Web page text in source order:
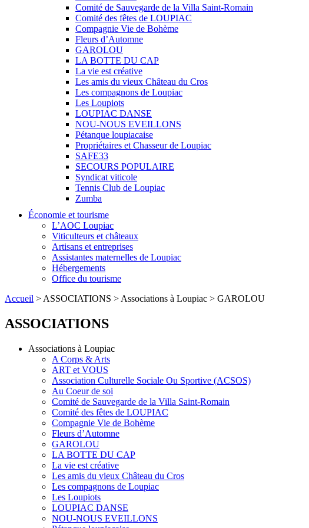
Comité de Sauvegarde de la Villa Saint-Romain
Comité des fêtes de LOUPIAC
Compagnie Vie de Bohème
Fleurs d’Automne
GAROLOU
LA BOTTE DU CAP
La vie est créative
Les amis du vieux Château du Cros
Les compagnons de Loupiac
Les Loupiots
LOUPIAC DANSE
NOU-NOUS EVEILLONS
Pétanque loupiacaise
Propriétaires et Chasseur de Loupiac
SAFE33
SECOURS POPULAIRE
Syndicat viticole
Tennis Club de Loupiac
Zumba
Économie et tourisme
L’AOC Loupiac
Viticulteurs et châteaux
Artisans et entreprises
Assistantes maternelles de Loupiac
Hébergements
Office du tourisme
Accueil > ASSOCIATIONS > Associations à Loupiac > GAROLOU
ASSOCIATIONS
Associations à Loupiac
A Corps & Arts
ART et VOUS
Association Culturelle Sociale Ou Sportive (ACSOS)
Au Coeur de soi
Comité de Sauvegarde de la Villa Saint-Romain
Comité des fêtes de LOUPIAC
Compagnie Vie de Bohème
Fleurs d’Automne
GAROLOU
LA BOTTE DU CAP
La vie est créative
Les amis du vieux Château du Cros
Les compagnons de Loupiac
Les Loupiots
LOUPIAC DANSE
NOU-NOUS EVEILLONS